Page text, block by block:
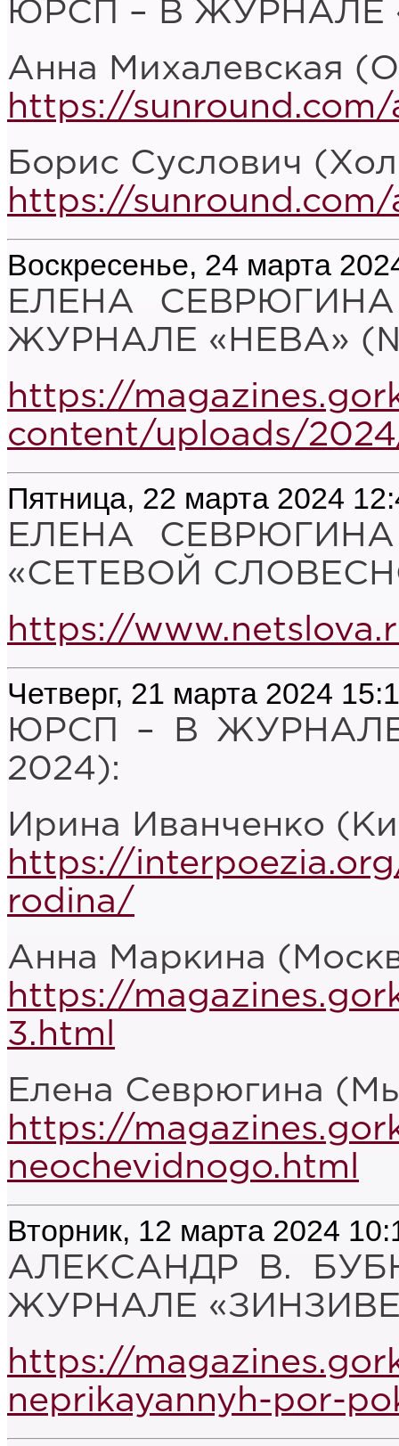
ЮРСП – В ЖУРНАЛЕ
Анна Михалевская
https://
Борис Суслович
https://
Воскресенье, 24 марта
ЕЛЕНА
ЖУРНАЛЕ «НЕВА»
https://
content/uploads/
Пятница, 22 марта 2024
ЕЛЕНА
«СЕТЕВОЙ
https://
Четверг, 21 марта 2024
ЮРСП – В
2024):
Ирина Иванченко
https://
rodina/
Анна Маркина
https://
3.html
Елена Севрюгина
https://
neochevidnogo.html
Вторник, 12 марта 2024
АЛЕКСАНДР В.
ЖУРНАЛЕ
https://
neprikayannyh-por-